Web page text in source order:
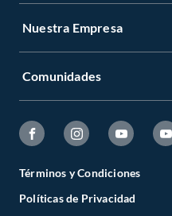
Cinta aislante
Medidor y remarcador de luz
Nuestra Empresa
Comunidades
Términos y Condiciones
Políticas de Privacidad